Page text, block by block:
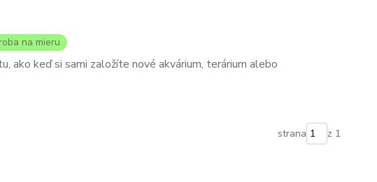
na mieru
ako keď si sami založíte nové akvárium, terárium alebo
strana z 1